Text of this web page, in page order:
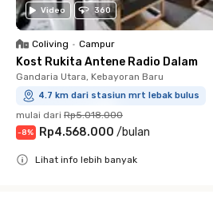
Video 360
Coliving • Campur
Kost Rukita Antene Radio Dalam
Gandaria Utara, Kebayoran Baru
4.7 km dari stasiun mrt lebak bulus
mulai dari Rp5.018.000
-8% Rp4.568.000 /bulan
Lihat info lebih banyak